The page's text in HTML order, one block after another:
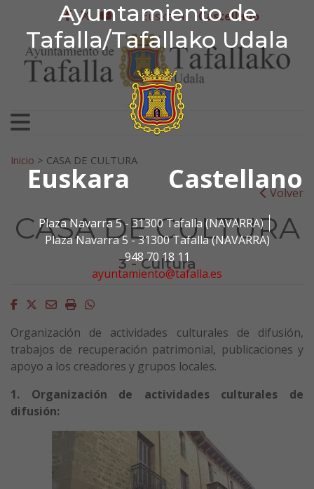
Ayuntamiento de
Tafalla/Tafallako Udala
Euskara Castellano
Plaza Navarra 5 - 31300 Tafalla (NAVARRA)
Plaza Navarra 5 - 31300 Tafalla (NAVARRA)
948 70 18 11
ayuntamiento@tafalla.es
Ir al contenido
Ayuntamiento de
facebook
twitter
youtube
Euskera Castellano
Search for:
Inicio > CASA DE CULTURA
Volver
CASA DE CULTURA
3 - Cultura
Facebook
Twitter
EmailImprimirWhatsapp
Organización de actividades culturales de difusión,
trabajos de recuperación patrimonial, publicaciones y
apoyo a los creadores y grupos locales.
1. Organización de actividades culturales de
difusión: